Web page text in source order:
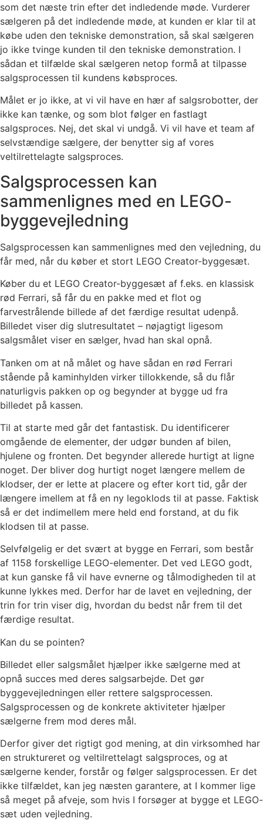
som det næste trin efter det indledende møde. Vurderer
sælgeren på det indledende møde, at kunden er klar til at
købe uden den tekniske demonstration, så skal sælgeren
jo ikke tvinge kunden til den tekniske demonstration. I
sådan et tilfælde skal sælgeren netop formå at tilpasse
salgsprocessen til kundens købsproces.
Målet er jo ikke, at vi vil have en hær af salgsrobotter, der
ikke kan tænke, og som blot følger en fastlagt
salgsproces. Nej, det skal vi undgå. Vi vil have et team af
selvstændige sælgere, der benytter sig af vores
veltilrettelagte salgsproces.
Salgsprocessen kan
sammenlignes med en LEGO-
byggevejledning
Salgsprocessen kan sammenlignes med den vejledning, du
får med, når du køber et stort LEGO Creator-byggesæt.
Køber du et LEGO Creator-byggesæt af f.eks. en klassisk
rød Ferrari, så får du en pakke med et flot og
farvestrålende billede af det færdige resultat udenpå.
Billedet viser dig slutresultatet – nøjagtigt ligesom
salgsmålet viser en sælger, hvad han skal opnå.
Tanken om at nå målet og have sådan en rød Ferrari
stående på kaminhylden virker tillokkende, så du flår
naturligvis pakken op og begynder at bygge ud fra
billedet på kassen.
Til at starte med går det fantastisk. Du identificerer
omgående de elementer, der udgør bunden af bilen,
hjulene og fronten. Det begynder allerede hurtigt at ligne
noget. Der bliver dog hurtigt noget længere mellem de
klodser, der er lette at placere og efter kort tid, går der
længere imellem at få en ny legoklods til at passe. Faktisk
så er det indimellem mere held end forstand, at du fik
klodsen til at passe.
Selvfølgelig er det svært at bygge en Ferrari, som består
af 1158 forskellige LEGO-elementer. Det ved LEGO godt,
at kun ganske få vil have evnerne og tålmodigheden til at
kunne lykkes med. Derfor har de lavet en vejledning, der
trin for trin viser dig, hvordan du bedst når frem til det
færdige resultat.
Kan du se pointen?
Billedet eller salgsmålet hjælper ikke sælgerne med at
opnå succes med deres salgsarbejde. Det gør
byggevejledningen eller rettere salgsprocessen.
Salgsprocessen og de konkrete aktiviteter hjælper
sælgerne frem mod deres mål.
Derfor giver det rigtigt god mening, at din virksomhed har
en struktureret og veltilrettelagt salgsproces, og at
sælgerne kender, forstår og følger salgsprocessen. Er det
ikke tilfældet, kan jeg næsten garantere, at I kommer lige
så meget på afveje, som hvis I forsøger at bygge et LEGO-
sæt uden vejledning.